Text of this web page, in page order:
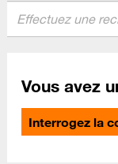
Vous avez
Interrogez la